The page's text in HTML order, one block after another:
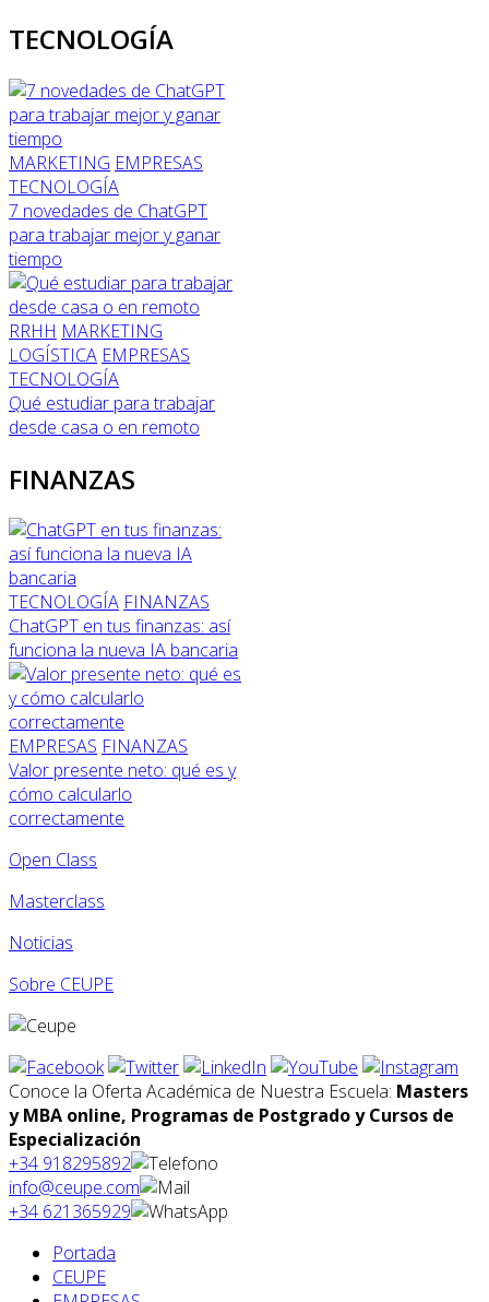
TECNOLOGÍA
MARKETING EMPRESAS
TECNOLOGÍA
7 novedades de ChatGPT
para trabajar mejor y ganar
tiempo
RRHH MARKETING
LOGÍSTICA EMPRESAS
TECNOLOGÍA
Qué estudiar para trabajar
desde casa o en remoto
FINANZAS
TECNOLOGÍA FINANZAS
ChatGPT en tus finanzas: así
funciona la nueva IA bancaria
EMPRESAS FINANZAS
Valor presente neto: qué es y
cómo calcularlo
correctamente
Open Class
Masterclass
Noticias
Sobre CEUPE
Conoce la Oferta Académica de Nuestra Escuela: Masters
y MBA online, Programas de Postgrado y Cursos de
Especialización
+34 918295892
info@ceupe.com
+34 621365929
Portada
CEUPE